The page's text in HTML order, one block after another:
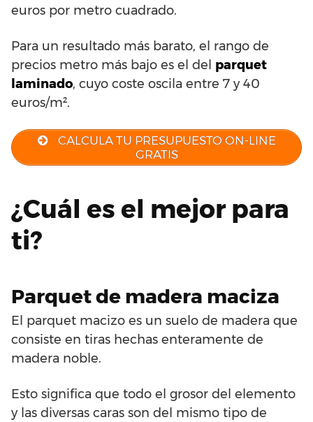
euros por metro cuadrado.
Para un resultado más barato, el rango de
precios metro más bajo es el del parquet
laminado, cuyo coste oscila entre 7 y 40
euros/m².
CALCULA TU PRESUPUESTO ON-LINE
GRATIS
¿Cuál es el mejor para
ti?
Parquet de madera maciza
El parquet macizo es un suelo de madera que
consiste en tiras hechas enteramente de
madera noble.
Esto significa que todo el grosor del elemento
y las diversas caras son del mismo tipo de